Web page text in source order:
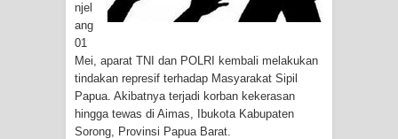
Saat Nonton Bareng Final Piala Dunia
Kebakaran Hanguskan Satu Rumah
di Kompleks Asrama Polisi Sorong
njel
ang
01
Mei, aparat TNI dan POLRI kembali melakukan
tindakan represif terhadap Masyarakat Sipil
Papua. Akibatnya terjadi korban kekerasan
hingga tewas di Aimas, Ibukota Kabupaten
Sorong, Provinsi Papua Barat.